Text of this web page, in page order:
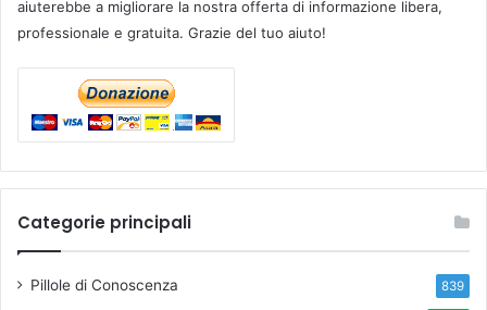
aiuterebbe a migliorare la nostra offerta di informazione libera,
professionale e gratuita. Grazie del tuo aiuto!
Categorie principali
Pillole di Conoscenza 839